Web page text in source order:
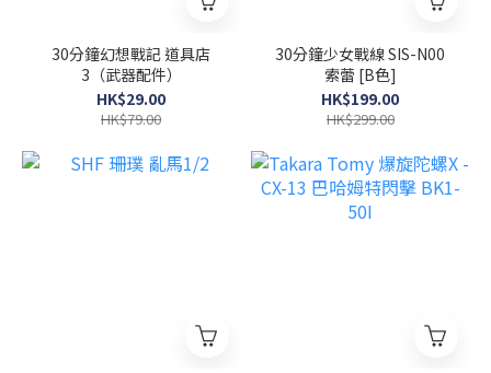
30分鐘幻想戰記 道具店
3（武器配件）
HK$29.00
HK$79.00
30分鐘少女戰線 SIS-N00
索蕾 [B色]
HK$199.00
HK$299.00